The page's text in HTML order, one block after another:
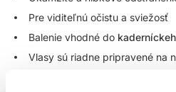
Pre viditeľnú očistu a sviežosť
Balenie vhodné do
Vlasy sú riadne pripravené na
Aplikujte do vlhkých